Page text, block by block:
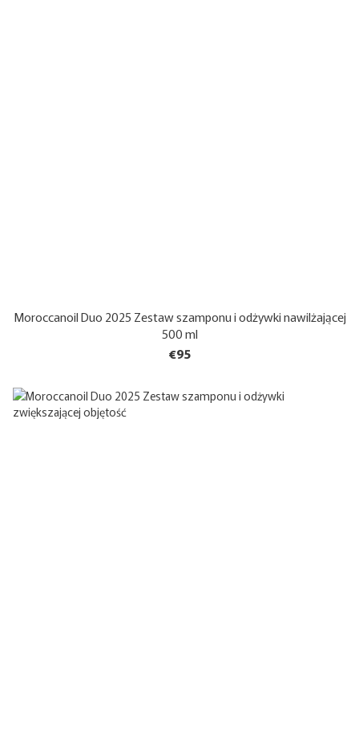
Moroccanoil Duo 2025 Zestaw szamponu i odżywki nawilżającej
500 ml
€95